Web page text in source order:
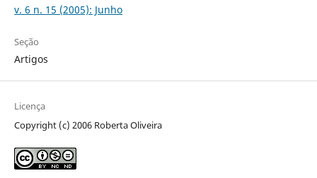
v. 6 n. 15 (2005): Junho
Seção
Artigos
Licença
Copyright (c) 2006 Roberta Oliveira